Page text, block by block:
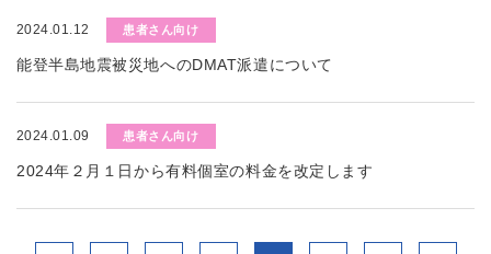
2024.01.12 患者さん向け
能登半島地震被災地へのDMAT派遣について
2024.01.09 患者さん向け
2024年２月１日から有料個室の料金を改定します